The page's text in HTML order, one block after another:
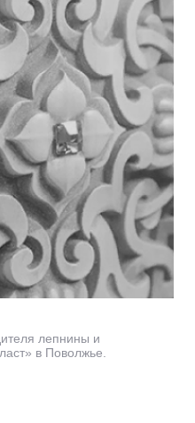
лепнины и
в Поволжье.